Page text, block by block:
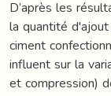
D’après les
la quantité
ciment
influent sur la
et compression)